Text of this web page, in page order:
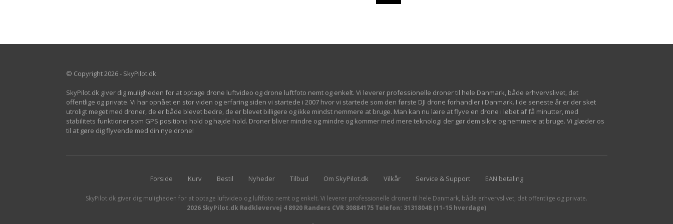
© Copyright 2026 - SkyPilot.dk
SkyPilot.dk giver dig muligheden for at optage drone luftvideo og drone luftfoto nemt og enkelt. Vi leverer professionelle droner til hele Danmark, både erhvervslivet, det
offentlige og private. Vi har opnået en stor viden og erfaring siden vi startede i 2007 hvor vi startede som den første DJI drone forhandler i Danmark. I de seneste år er der sket
utroligt meget med droner, de er både blevet bedre, de er blevet billigere og ikke mindst nemmere at bruge. Man kan nu lære at flyve en drone i løbet af få minutter, med
stabilitets funktioner som GPS positions hold og højde hold. Droner bliver mindre og mindre og kommer med mere teknologi der gør dem sikre og nemmere at bruge. Vi glæder os
til at gøre dig flyvende med din nye drone!
Forside Kurv Bestil Nyheder Tilbud Om SkyPilot.dk Vilkår Service & Support EAN betaling
SkyPilot.dk giver dig muligheden for at optage luftvideo og luftfoto nemt og enkelt. Vi leverer professionelle droner til hele Danmark, både erhvervslivet, det offentlige og private.
2026 SkyPilot.dk Rødkløvervej 4 8920 Randers CVR 30884175 Telefon: 31318048 (11-15 hverdage)